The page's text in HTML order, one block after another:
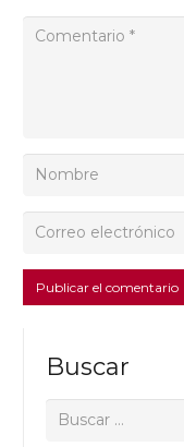
Publicar el comentario
Buscar
Buscar: